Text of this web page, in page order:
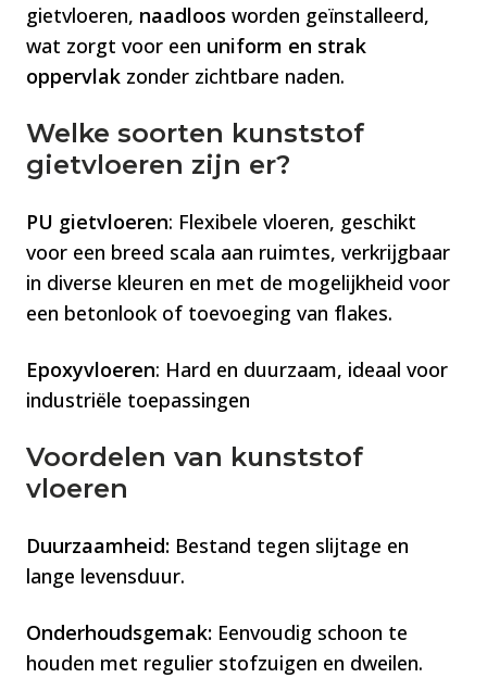
gietvloeren, naadloos worden geïnstalleerd,
wat zorgt voor een uniform en strak
oppervlak zonder zichtbare naden​​​​.
Welke soorten kunststof
gietvloeren zijn er?
PU gietvloeren: Flexibele vloeren, geschikt
voor een breed scala aan ruimtes, verkrijgbaar
in diverse kleuren en met de mogelijkheid voor
een betonlook of toevoeging van flakes.
Epoxyvloeren: Hard en duurzaam, ideaal voor
industriële toepassingen
Voordelen van kunststof
vloeren
Duurzaamheid: Bestand tegen slijtage en
lange levensduur.
Onderhoudsgemak: Eenvoudig schoon te
houden met regulier stofzuigen en dweilen.